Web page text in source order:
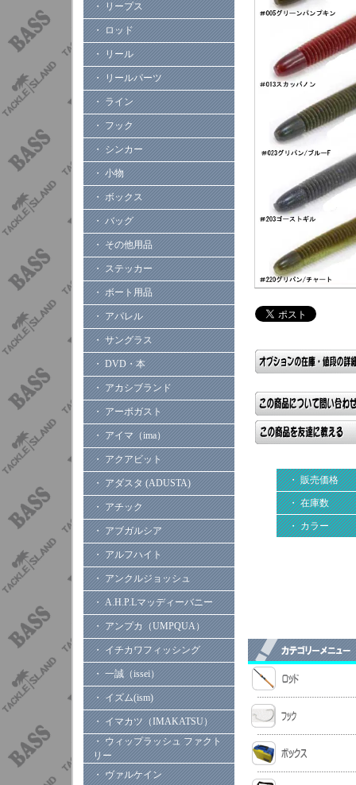
・ リープス
・ ロッド
・ リール
・ リールパーツ
・ ライン
・ フック
・ シンカー
・ 小物
・ ボックス
・ バッグ
・ その他用品
・ ステッカー
・ ボート用品
・ アパレル
・ サングラス
・ DVD・本
・ アカシブランド
・ アーボガスト
・ アイマ（ima）
・ アクアビット
・ アダスタ (ADUSTA)
・ アチック
・ アブガルシア
・ アルフハイト
・ アンクルジョッシュ
・ A.H.P.Lマッディーバニー
・ アンプカ（UMPQUA）
・ イチカワフィッシング
・ 一誠（issei）
・ イズム(ism)
・ イマカツ（IMAKATSU）
・ ウィップラッシュ ファクト
リー
・ ヴァルケイン
・ 販売価格
・ 在庫数
・ カラー